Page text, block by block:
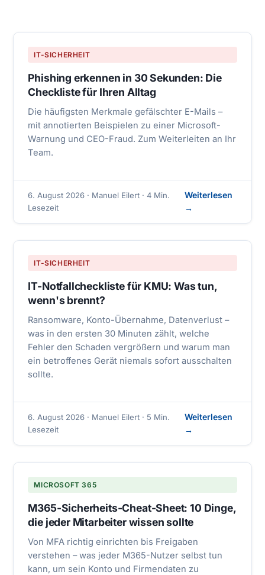
IT-SICHERHEIT
Phishing erkennen in 30 Sekunden: Die
Checkliste für Ihren Alltag
Die häufigsten Merkmale gefälschter E-Mails –
mit annotierten Beispielen zu einer Microsoft-
Warnung und CEO-Fraud. Zum Weiterleiten an Ihr
Team.
6. August 2026 · Manuel Eilert · 4 Min.
Lesezeit
Weiterlesen
→
IT-SICHERHEIT
IT-Notfallcheckliste für KMU: Was tun,
wenn's brennt?
Ransomware, Konto-Übernahme, Datenverlust –
was in den ersten 30 Minuten zählt, welche
Fehler den Schaden vergrößern und warum man
ein betroffenes Gerät niemals sofort ausschalten
sollte.
6. August 2026 · Manuel Eilert · 5 Min.
Lesezeit
Weiterlesen
→
MICROSOFT 365
M365-Sicherheits-Cheat-Sheet: 10 Dinge,
die jeder Mitarbeiter wissen sollte
Von MFA richtig einrichten bis Freigaben
verstehen – was jeder M365-Nutzer selbst tun
kann, um sein Konto und Firmendaten zu